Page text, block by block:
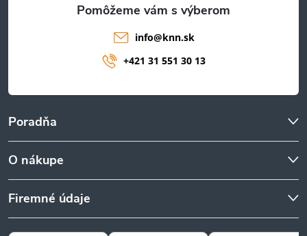
Poradňa
O nákupe
Firemné údaje
info@knn.sk
+421 31 551 30 13